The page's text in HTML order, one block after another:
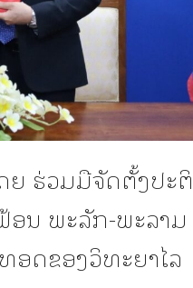
ຍ ຮ່ວມມືຈັດຕັ້ງປະ
ນ ພະລັກ-ພະລາມ
ດຂອງວິທະຍາໄລ